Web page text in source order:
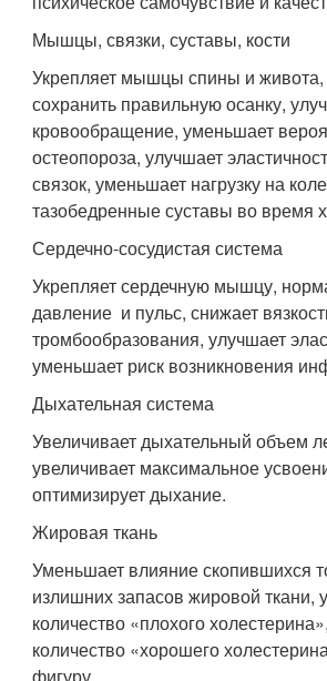
Мышцы, связки, суставы, кости
Укрепляет мышцы спины и живота,
сохранить правильную осанку,
кровообращение, уменьшает
остеопороза, улучшает
связок, уменьшает нагрузку на
тазобедренные суставы во время
Сердечно-сосудистая система
Укрепляет сердечную мышцу,
давление и пульс, снижает
тромбообразования, улучшает
уменьшает риск возникновения
Дыхательная система
Увеличивает дыхательный объем
увеличивает максимальное
оптимизирует дыхание.
Жировая ткань
Уменьшает влияние скопившихся
излишних запасов жировой ткани,
количество «плохого
количество «хорошего
фигуру.